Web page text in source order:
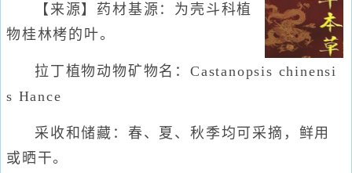
【来源】药材基源：为壳斗科植
物桂林栲的叶。
拉丁植物动物矿物名：Castanopsis chinensi
s Hance
采收和储藏：春、夏、秋季均可采摘，鲜用
或晒干。